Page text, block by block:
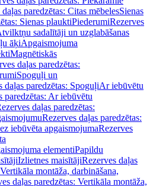
paredzētas: Citas mēbelesSienas
Sienas plauktiPiederumiRezerves
sadalītāji un uzglabāšanas
āķiApgaismojuma
Magnētiskās
daļas paredzētas:
Spoguļi un
daļas paredzētas: SpoguļiAr iebūvētu
paredzētas: Ar iebūvētu
daļas paredzētas:
Rezerves daļas paredzētas:
iebūvēta apgaismojumaRezerves
elementiPapildu
Izlietnes maisītājiRezerves daļas
Vertikāla montāža, darbināšana,
daļas paredzētas: Vertikāla montāža,